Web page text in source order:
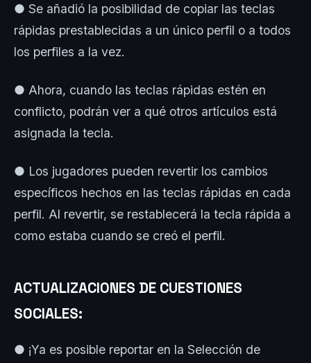
● Se añadió la posibilidad de copiar las teclas
rápidas prestablecidas a un único perfil o a todos
los perfiles a la vez.
● Ahora, cuando las teclas rápidas estén en
conflicto, podrán ver a qué otros artículos está
asignada la tecla.
● Los jugadores pueden revertir los cambios
específicos hechos en las teclas rápidas en cada
perfil. Al revertir, se restablecerá la tecla rápida a
como estaba cuando se creó el perfil.
ACTUALIZACIONES DE CUESTIONES
SOCIALES:
● ¡Ya es posible reportar en la Selección de